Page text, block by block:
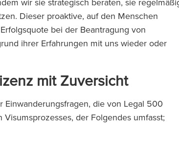
Dieser proaktive, auf den Menschen
bei der Beantragung von
ihrer Erfahrungen mit uns wieder oder
mit Zuversicht
Einwanderungsfragen, die von Legal 500
der Folgendes umfasst;